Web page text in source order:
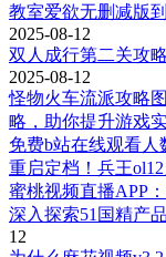
教室爱欲无删减版
2025-08-12
双人成行第二关攻
2025-08-12
怪物火车流派攻略
略，助你提升游戏
免费b站在线观看人
重启定档！兵王
蜜桃视频直播APP
深入探索51国精产
12